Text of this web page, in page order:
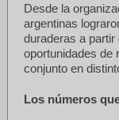
Desde la
argentinas
duraderas a
oportunidades de
conjunto en
Los números